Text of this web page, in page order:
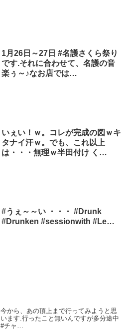
1月26日～27日 #名護さくら祭り
です.それに合わせて、名護の音
楽ぅ～♪なお店では…
いぇい！ｗ。コレが完成の図ｗキ
タナイ汗ｗ。でも、これ以上
は・・・無理ｗ半田付け く…
#うぇ～～い ・・・ #Drunk
#Drunken #sessionwith #Le…
今から、あの頂上まで行ってみようと思
います.行ったこと無いんですが多分途中
#チャ…